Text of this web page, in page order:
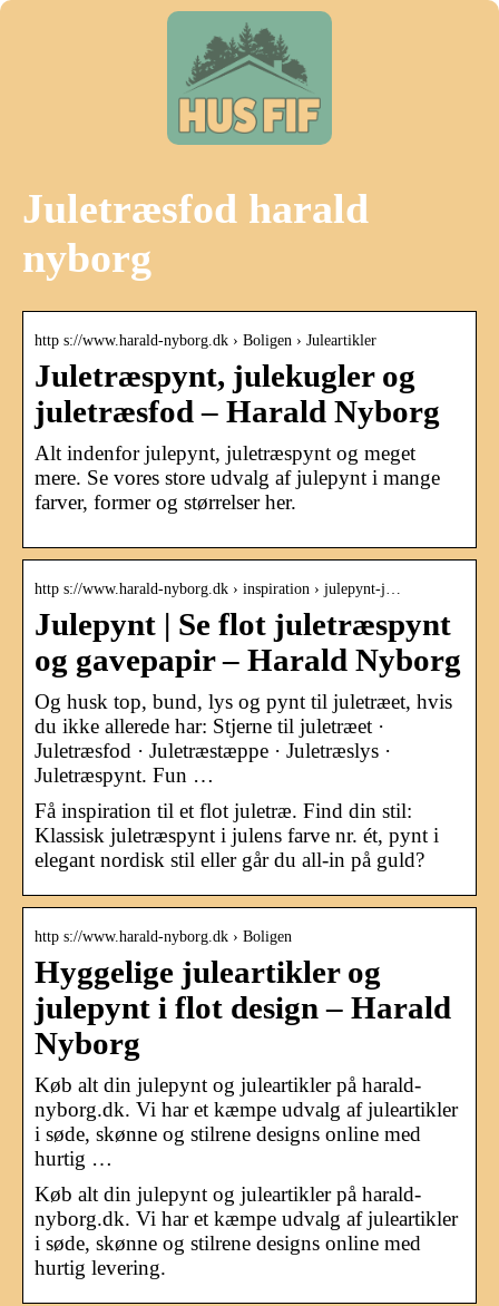
Juletræsfod harald
nyborg
http s://www.harald-nyborg.dk › Boligen › Juleartikler
Juletræspynt, julekugler og
juletræsfod – Harald Nyborg
Alt indenfor julepynt, juletræspynt og meget
mere. Se vores store udvalg af julepynt i mange
farver, former og størrelser her.
http s://www.harald-nyborg.dk › inspiration › julepynt-j…
Julepynt | Se flot juletræspynt
og gavepapir – Harald Nyborg
Og husk top, bund, lys og pynt til juletræet, hvis
du ikke allerede har: Stjerne til juletræet ·
Juletræsfod · Juletræstæppe · Juletræslys ·
Juletræspynt. Fun …
Få inspiration til et flot juletræ. Find din stil:
Klassisk juletræspynt i julens farve nr. ét, pynt i
elegant nordisk stil eller går du all-in på guld?
http s://www.harald-nyborg.dk › Boligen
Hyggelige juleartikler og
julepynt i flot design – Harald
Nyborg
Køb alt din julepynt og juleartikler på harald-
nyborg.dk. Vi har et kæmpe udvalg af juleartikler
i søde, skønne og stilrene designs online med
hurtig …
Køb alt din julepynt og juleartikler på harald-
nyborg.dk. Vi har et kæmpe udvalg af juleartikler
i søde, skønne og stilrene designs online med
hurtig levering.